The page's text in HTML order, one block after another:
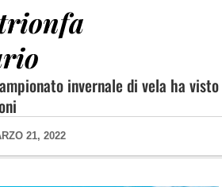
invernale di vela ha visto
21, 2022